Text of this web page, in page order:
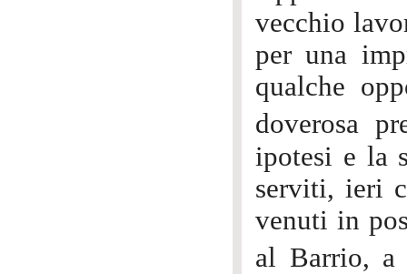
vecchio
per una
qualche
doverosa
ipotesi e la
serviti, ieri
venuti in
al Barrio, a